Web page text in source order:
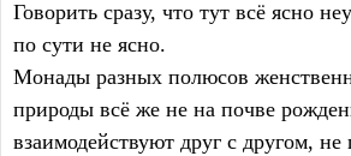
Говорить сразу, что тут всё ясно
по сути не ясно.
Монады разных полюсов
природы всё же не на почве
взаимодействуют друг с другом,